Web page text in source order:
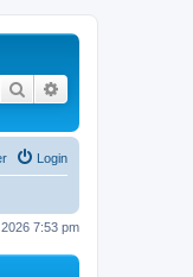
Search
Login
7:53 pm